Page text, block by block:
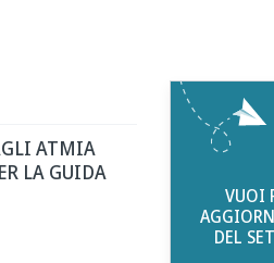
ATMIA
LA GUIDA
VUOI
DEL